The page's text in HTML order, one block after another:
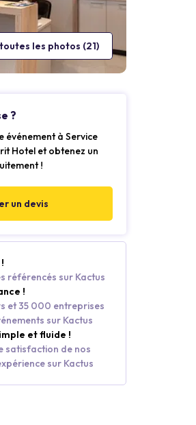
les photos (21)
?
événement à Service
Hotel et obtenez un
!
un devis
référencés sur Kactus
!
et 35 000 entreprises
sur Kactus
et fluide !
satisfaction de nos
sur Kactus